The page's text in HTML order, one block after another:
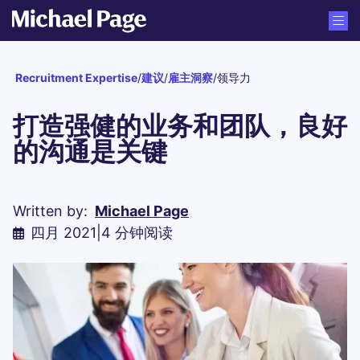
Recruitment Expertise/建议/雇主洞察/领导力
打造强健的业务和团队，良好
的沟通是关键
Written by: Michael Page
四月 2021 4 分钟阅读